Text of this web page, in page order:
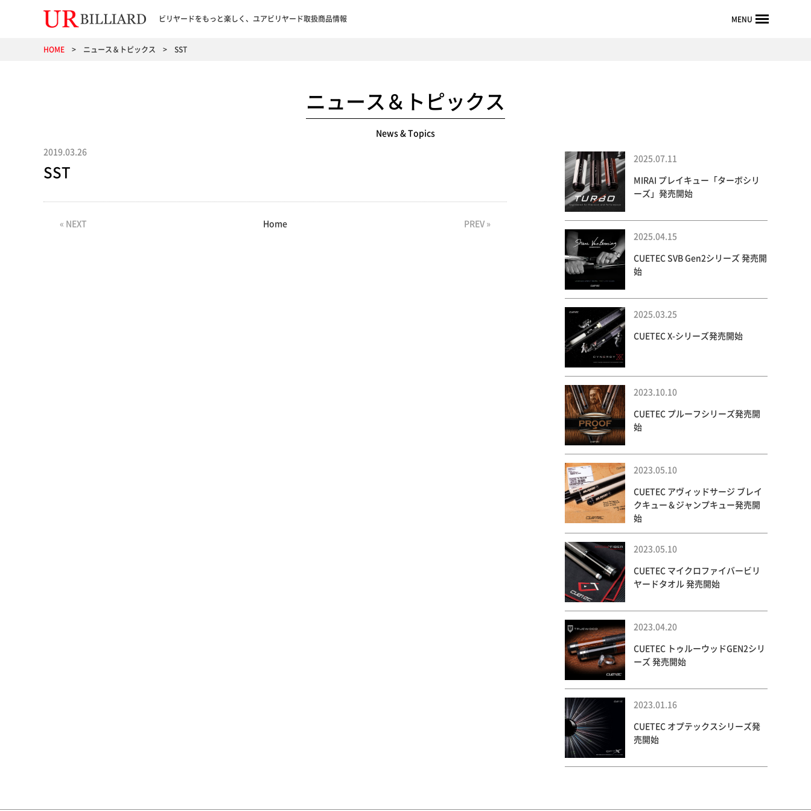
ビリヤードをもっと楽しく、ユアビリヤード取扱商品情報 MENU
HOME ニュース＆トピックス SST
ニュース＆トピックス
News & Topics
2019.03.26
SST
« NEXT Home PREV »
2025.07.11
MIRAI プレイキュー「ターボシリ
ーズ」発売開始
2025.04.15
CUETEC SVB Gen2シリーズ 発売開
始
2025.03.25
CUETEC X-シリーズ発売開始
2023.10.10
CUETEC プルーフシリーズ発売開
始
2023.05.10
CUETEC アヴィッドサージ ブレイ
クキュー＆ジャンプキュー発売開
始
2023.05.10
CUETEC マイクロファイバービリ
ヤードタオル 発売開始
2023.04.20
CUETEC トゥルーウッドGEN2シリ
ーズ 発売開始
2023.01.16
CUETEC オプテックスシリーズ発
売開始